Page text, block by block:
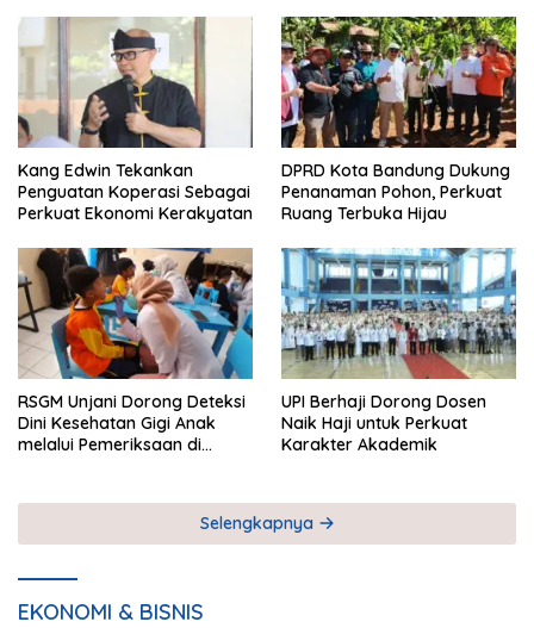
Kang Edwin Tekankan
Penguatan Koperasi Sebagai
Perkuat Ekonomi Kerakyatan
DPRD Kota Bandung Dukung
Penanaman Pohon, Perkuat
Ruang Terbuka Hijau
RSGM Unjani Dorong Deteksi
Dini Kesehatan Gigi Anak
melalui Pemeriksaan di
UPI Berhaji Dorong Dosen
Naik Haji untuk Perkuat
Karakter Akademik
Selengkapnya
EKONOMI & BISNIS